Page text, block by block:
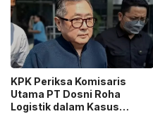
KPK Periksa Komisaris
Utama PT Dosni Roha
Logistik dalam Kasus